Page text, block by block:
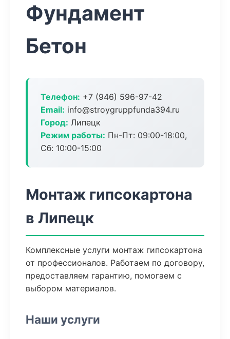
Фундамент
Бетон
Телефон: +7 (946) 596-97-42
Email: info@stroygruppfunda394.ru
Город: Липецк
Режим работы: Пн-Пт: 09:00-18:00,
Сб: 10:00-15:00
Монтаж гипсокартона
в Липецк
Комплексные услуги монтаж гипсокартона
от профессионалов. Работаем по договору,
предоставляем гарантию, помогаем с
выбором материалов.
Наши услуги